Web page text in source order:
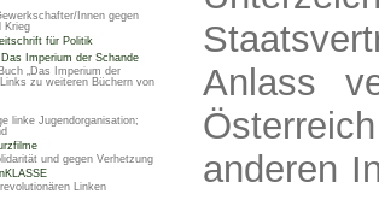
Innen gegen
Krieg
für Politik
Imperium der Schande
„Das Imperium der
zu weiteren Büchern von
linke Jugendorganisation;
und gegen Verhetzung
Linken
Anlass
anderen